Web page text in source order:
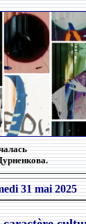
31 mai 2025